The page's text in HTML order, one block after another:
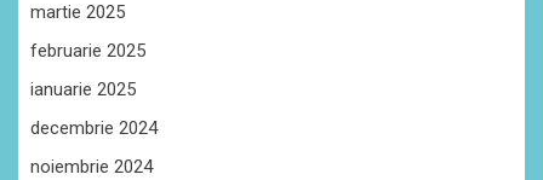
martie 2025
februarie 2025
ianuarie 2025
decembrie 2024
noiembrie 2024